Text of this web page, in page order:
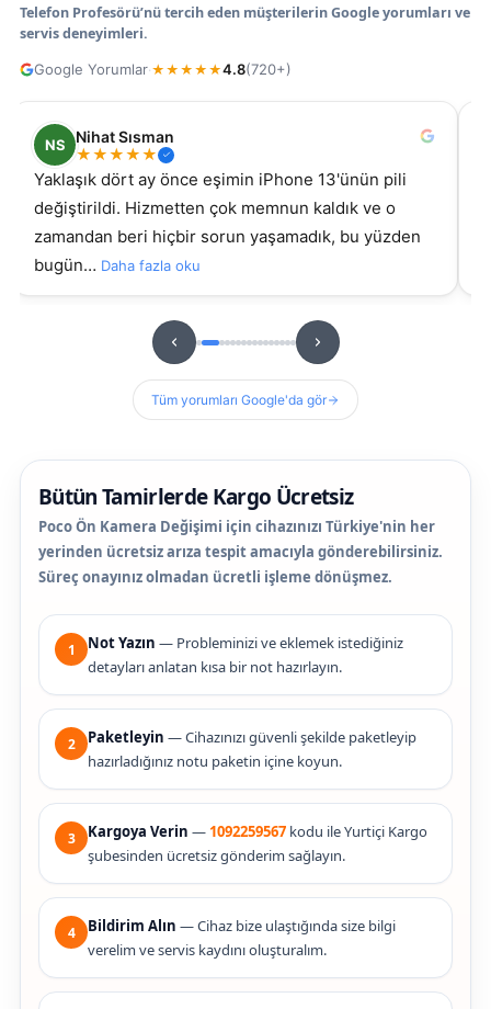
Telefon Profesörü’nü tercih eden müşterilerin Google yorumları ve
servis deneyimleri.
Google Yorumlar·★ ★ ★ ★ ★4.8(720+)
NS
Nihat Sısman
★★★★★
Yaklaşık dört ay önce eşimin iPhone 13'ünün pili
değiştirildi. Hizmetten çok memnun kaldık ve o
zamandan beri hiçbir sorun yaşamadık, bu yüzden
bugün… Daha fazla oku
Tüm yorumları Google'da gör
Bütün Tamirlerde Kargo Ücretsiz
Poco Ön Kamera Değişimi için cihazınızı Türkiye'nin her
yerinden ücretsiz arıza tespit amacıyla gönderebilirsiniz.
Süreç onayınız olmadan ücretli işleme dönüşmez.
1 Not Yazın — Probleminizi ve eklemek istediğiniz
detayları anlatan kısa bir not hazırlayın.
2 Paketleyin — Cihazınızı güvenli şekilde paketleyip
hazırladığınız notu paketin içine koyun.
3 Kargoya Verin — 1092259567 kodu ile Yurtiçi Kargo
şubesinden ücretsiz gönderim sağlayın.
4 Bildirim Alın — Cihaz bize ulaştığında size bilgi
verelim ve servis kaydını oluşturalım.